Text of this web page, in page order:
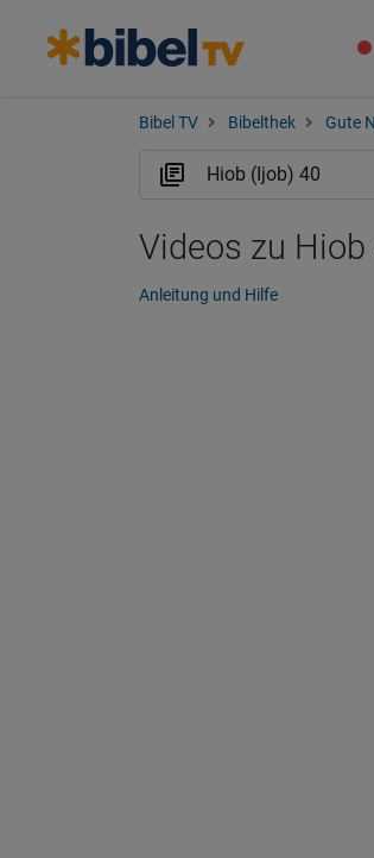
Bibel TV Bibelthek Gute
Videos zu Hiob
Anleitung und Hilfe